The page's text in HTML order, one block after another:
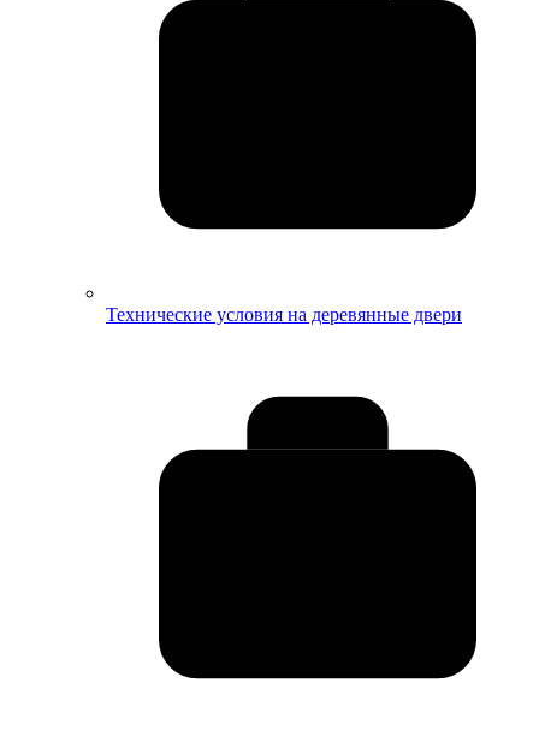
Технические условия на деревянные двери